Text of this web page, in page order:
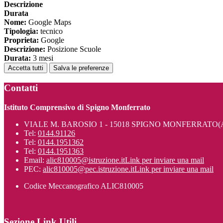
Descrizione
Durata
Nome: Google Maps
Tipologia: tecnico
Proprieta: Google
Descrizione: Posizione Scuole
Durata: 3 mesi
Accetta tutti Salva le preferenze
Contatti
Istituto Comprensivo di Spigno Monferrato
VIALE M. BAROSIO 1 - 15018 SPIGNO
Tel: 0144.91126
Tel: 0144.1951362
Tel: 0144.1951363
Email: alic810005@istruzione.itLink per inviare una mail
PEC: alic810005@pec.istruzione.itLink per inviare una mail
Codice Meccanografico ALIC810005